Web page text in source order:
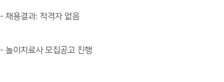
- 채용결과: 적격자 없음
- 놀이치료사 모집공고 진행